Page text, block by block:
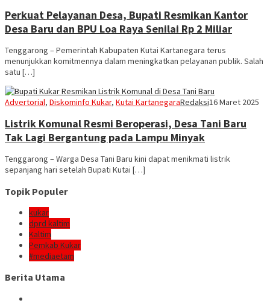
Perkuat Pelayanan Desa, Bupati Resmikan Kantor
Desa Baru dan BPU Loa Raya Senilai Rp 2 Miliar
Tenggarong – Pemerintah Kabupaten Kutai Kartanegara terus
menunjukkan komitmennya dalam meningkatkan pelayanan publik. Salah
satu […]
Advertorial, Diskominfo Kukar, Kutai KartanegaraRedaksi16 Maret 2025
Listrik Komunal Resmi Beroperasi, Desa Tani Baru
Tak Lagi Bergantung pada Lampu Minyak
Tenggarong – Warga Desa Tani Baru kini dapat menikmati listrik
sepanjang hari setelah Bupati Kutai […]
Topik Populer
kukar
dprd kaltim
Kaltim
Pemkab Kukar
#mediaetam
Berita Utama